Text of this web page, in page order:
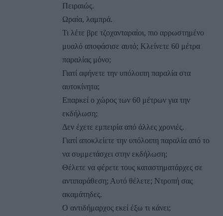
Πειραιώς.
Ωραία, λαμπρά.
Τι λέτε βρε τζοχανταραίοι, πιο αρρωστημένο
μυαλό αποφάσισε αυτό; Κλείνετε 60 μέτρα
παραλίας μόνο;
Γιατί αφήνετε την υπόλοιπη παραλία στα
αυτοκίνητα;
Επαρκεί ο χώρος των 60 μέτρων για την
εκδήλωση;
Δεν έχετε εμπειρία από άλλες χρονιές.
Γιατί αποκλείετε την υπόλοιπη παραλία από το
να συμμετάσχει στην εκδήλωση;
Θέλετε να φέρετε τους καταστηματάρχες σε
αντιπαράθεση; Αυτό θέλετε; Ντροπή σας
ακαμάτηδες.
Ο αντιδήμαρχος εκεί έξω τι κάνει;